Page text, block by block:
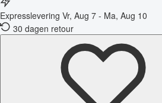
Expresslevering Vr, Aug 7 - Ma, Aug 10
30 dagen retour